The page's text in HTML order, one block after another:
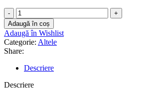
Cantitate
DJI
Osmo
Action
4
Combo
Adaugă în coș
Adaugă în Wishlist
Categorie: Altele
Share:
Descriere
Descriere